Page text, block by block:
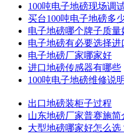
100吨电子地磅现场调
买台100吨电子地磅多
电子地磅哪个牌子质量
电子地磅有必要选择进
电子地磅厂家哪家好
进口地磅传感器有哪些
100吨电子地磅维修说明
出口地磅装柜子过程
山东地磅厂家普赛施简
大型地磅哪家好怎么